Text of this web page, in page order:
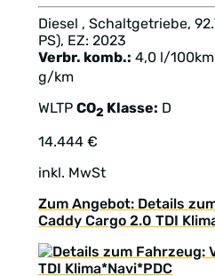
Diesel , Schaltgetriebe,
PS), EZ: 2023
Verbr. komb.: 4,0 l/100km
g/km
WLTP CO2 Klasse: D
14.444 €
inkl. MwSt
Zum Angebot: Details
Caddy Cargo 2.0 TDI